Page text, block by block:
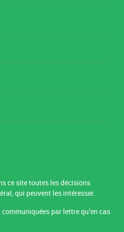
ce site toutes les décisions
qui peuvent les intéresser.
par lettre qu’en cas